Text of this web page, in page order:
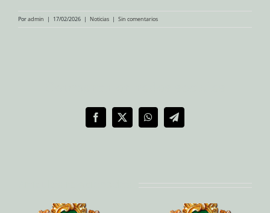
Poradmin | 17/02/2026 | Noticias | Sin comentarios
Facebook
X WhatsAppTelegram